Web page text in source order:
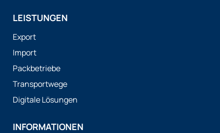
LEISTUNGEN
Export
Import
Packbetriebe
Transportwege
Digitale Lösungen
INFORMATIONEN